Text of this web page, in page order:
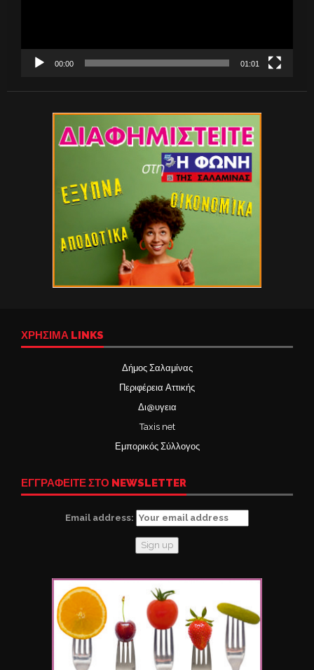
00:00 01:01
ΧΡΉΣΙΜΑ LINKS
Δήμος Σαλαμίνας
Περιφέρεια Αττικής
Δι@υγεια
Taxis net
Εμπορικός Σύλλογος
ΕΓΓΡΑΦΕΙΤΕ ΣΤΟ NEWSLETTER
Email address: